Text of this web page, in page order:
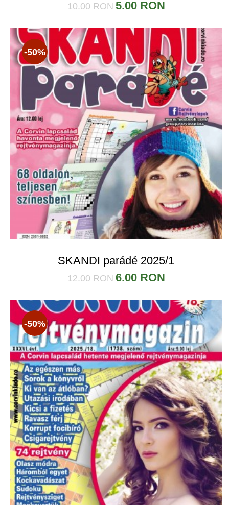
10.00 RON 5.00 RON
SKANDI parádé 2025/1
-50%
12.00 RON 6.00 RON
-50%